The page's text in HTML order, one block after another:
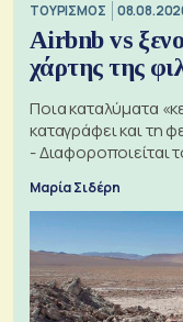
ΤΟΥΡΙΣΜΟΣ
Airbnb vs
χάρτης της
Ποια καταλύματα
καταγράφει και τη
- Διαφοροποιείται
Μαρία Σιδέρη